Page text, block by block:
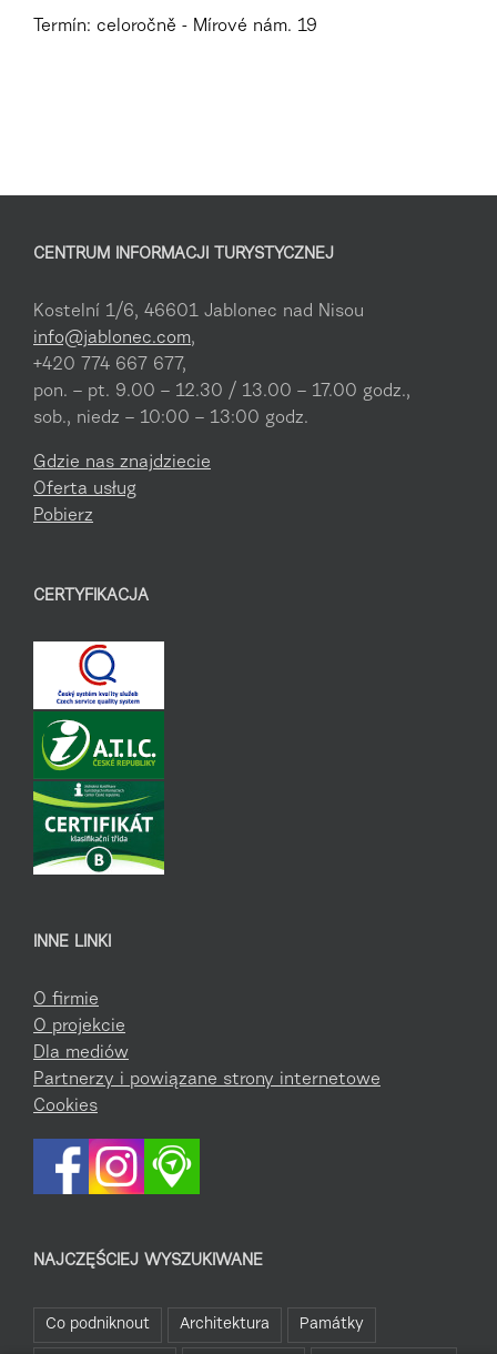
Termín: celoročně - Mírové nám. 19
CENTRUM INFORMACJI TURYSTYCZNEJ
Kostelní 1/6, 46601 Jablonec nad Nisou
info@jablonec.com,
+420 774 667 677,
pon. – pt. 9.00 – 12.30 / 13.00 – 17.00 godz.,
sob., niedz – 10:00 – 13:00 godz.
Gdzie nas znajdziecie
Oferta usług
Pobierz
CERTYFIKACJA
INNE LINKI
O firmie
O projekcie
Dla mediów
Partnerzy i powiązane strony internetowe
Cookies
NAJCZĘŚCIEJ WYSZUKIWANE
Co podniknout Architektura Památky